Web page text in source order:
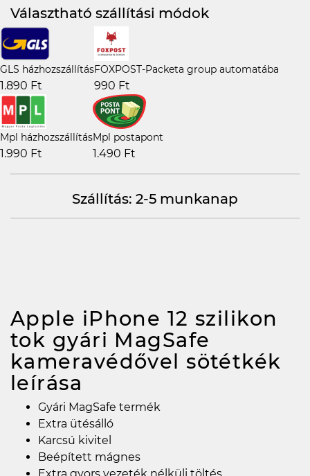
Választható szállítási módok
GLS házhozszállítás
1.890 Ft
FOXPOST-Packeta group automatába
990 Ft
Mpl házhozszállítás
1.990 Ft
Mpl postapont
1.490 Ft
Szállítás: 2-5 munkanap
Apple iPhone 12 szilikon
tok gyári MagSafe
kameravédővel sötétkék
leírása
Gyári MagSafe termék
Extra ütésálló
Karcsú kivitel
Beépített mágnes